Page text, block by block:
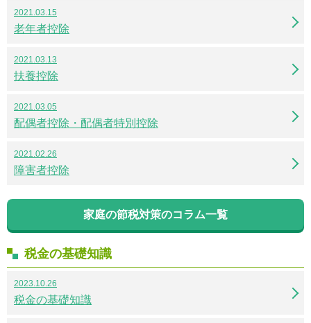
2021.03.15
老年者控除
2021.03.13
扶養控除
2021.03.05
配偶者控除・配偶者特別控除
2021.02.26
障害者控除
家庭の節税対策のコラム一覧
税金の基礎知識
2023.10.26
税金の基礎知識